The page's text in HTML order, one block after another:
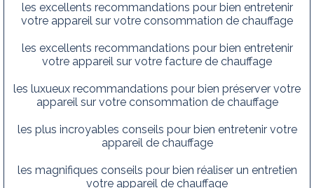
les excellents recommandations pour bien entretenir
votre appareil sur votre consommation de chauffage
les excellents recommandations pour bien entretenir
votre appareil sur votre facture de chauffage
les luxueux recommandations pour bien préserver votre
appareil sur votre consommation de chauffage
les plus incroyables conseils pour bien entretenir votre
appareil de chauffage
les magnifiques conseils pour bien réaliser un entretien
votre appareil de chauffage